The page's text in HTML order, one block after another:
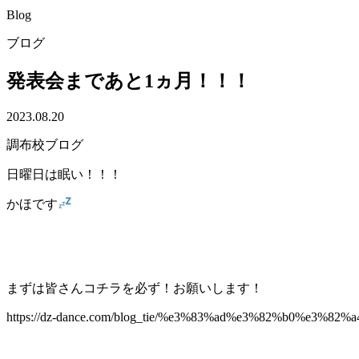
Blog
ブログ
発表会まであと1ヵ月！！！
2023.08.20
調布校ブログ
日曜日は眠い！！！
かほです
まずは皆さんコチラを必ず！お願いします！
https://dz-dance.com/blog_tie/